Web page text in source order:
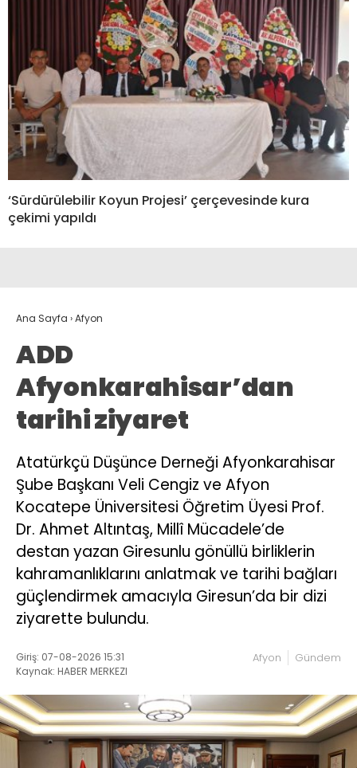
‘Sürdürülebilir Koyun Projesi’ çerçevesinde kura
çekimi yapıldı
Ana Sayfa ›Afyon
ADD
Afyonkarahisar’dan
tarihi ziyaret
Atatürkçü Düşünce Derneği Afyonkarahisar
Şube Başkanı Veli Cengiz ve Afyon
Kocatepe Üniversitesi Öğretim Üyesi Prof.
Dr. Ahmet Altıntaş, Millî Mücadele’de
destan yazan Giresunlu gönüllü birliklerin
kahramanlıklarını anlatmak ve tarihi bağları
güçlendirmek amacıyla Giresun’da bir dizi
ziyarette bulundu.
Giriş: 07-08-2026 15:31
Kaynak: HABER MERKEZI
Afyon Gündem